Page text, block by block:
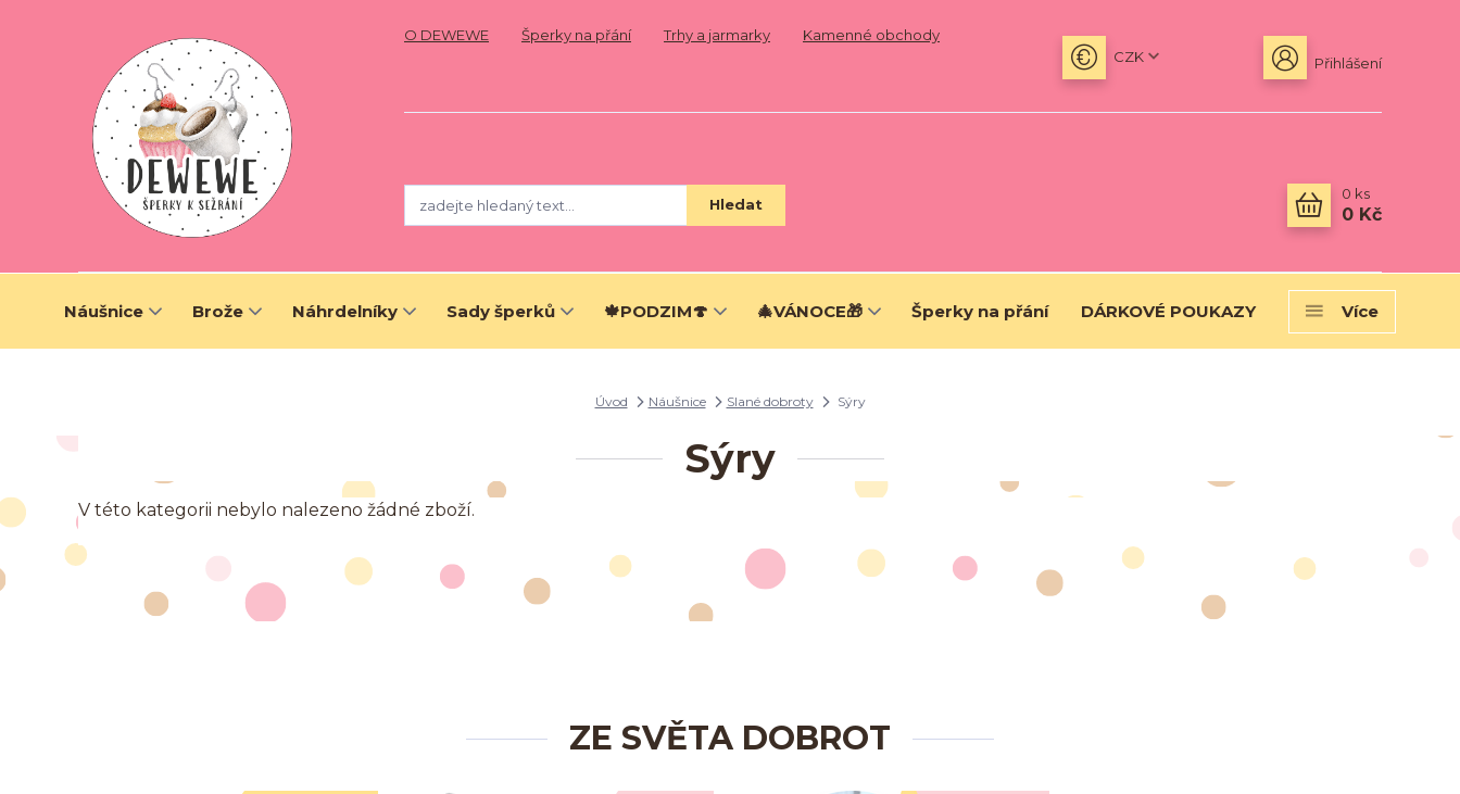
O DEWEWE Šperky na přání Trhy a jarmarky
Kamenné obchody
CZK
Přihlášení
Hledat
0 ks
0 Kč
Náušnice Brože Náhrdelníky Sady šperků 🍁PODZIM🍄 🎄VÁNOCE🎁 Šperky na přání DÁRKOVÉ POUKAZY Více
Úvod Náušnice Slané dobroty Sýry
Sýry
V této kategorii nebylo nalezeno žádné zboží.
ZE SVĚTA DOBROT